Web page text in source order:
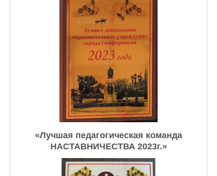
«Лучшая педагогическая команда
НАСТАВНИЧЕСТВА 2023г.»